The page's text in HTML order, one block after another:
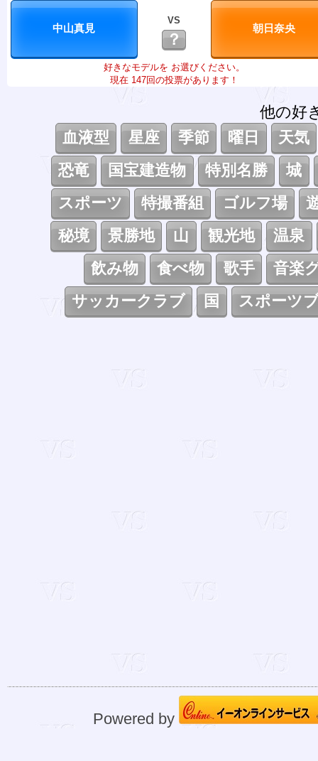
VS
？
好きなモデルを お選びください。
現在 147回の投票があります！
他の好
血液型
星座 季節 曜日
天気
恐竜
国宝建造物 特別名勝
城
スポーツ
特撮番組 ゴルフ場
秘境
景勝地 山 観光地
温泉
飲み物
食べ物 歌手
音楽
サッカークラブ
国 スポーツ
Powered by